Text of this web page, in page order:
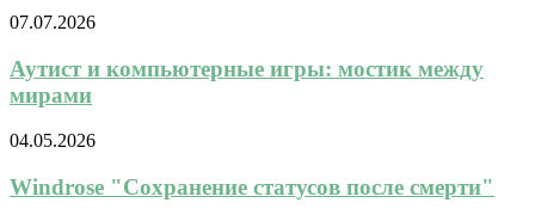
07.07.2026
Аутист и компьютерные игры: мостик между
мирами
04.05.2026
Windrose "Сохранение статусов после смерти"